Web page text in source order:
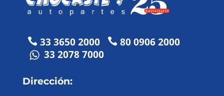
 33 3650 2000  80 0906 2000
33 2078 7000
Dirección: